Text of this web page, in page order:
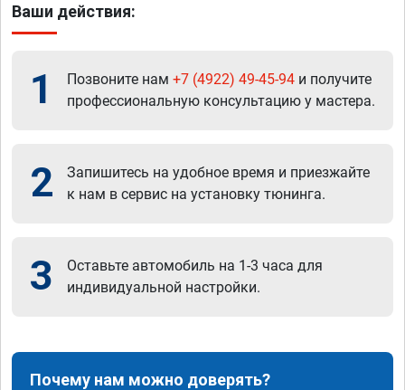
Ваши действия:
1 Позвоните нам +7 (4922) 49-45-94 и получите
профессиональную консультацию у мастера.
2
Запишитесь на удобное время и приезжайте
к нам в сервис на установку тюнинга.
3
Оставьте автомобиль на 1-3 часа для
индивидуальной настройки.
Почему нам можно доверять?